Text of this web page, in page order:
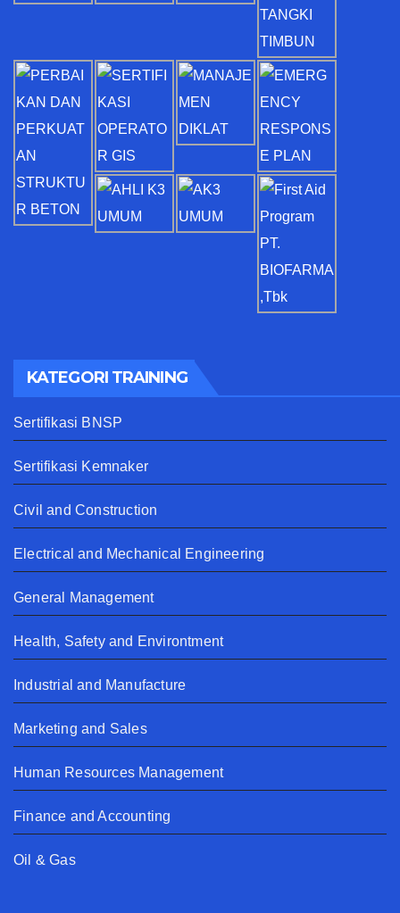
KATEGORI TRAINING
Sertifikasi BNSP
Sertifikasi Kemnaker
Civil and Construction
Electrical and Mechanical Engineering
General Management
Health, Safety and Environtment
Industrial and Manufacture
Marketing and Sales
Human Resources Management
Finance and Accounting
Oil & Gas